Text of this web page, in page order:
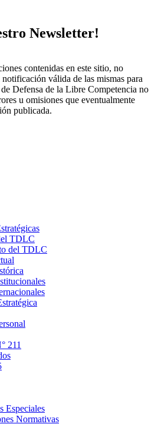
Newsletter!
contenidas en este sitio, no
válida de las mismas para
Defensa de la Libre Competencia no
u omisiones que eventualmente
publicada.
TDLC
del TDLC
211
Especiales
Normativas